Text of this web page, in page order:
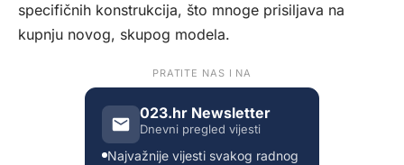
specifičnih konstrukcija, što mnoge prisiljava na
kupnju novog, skupog modela.
PRATITE NAS I NA
023.hr Newsletter
Dnevni pregled vijesti
Najvažnije vijesti svakog radnog